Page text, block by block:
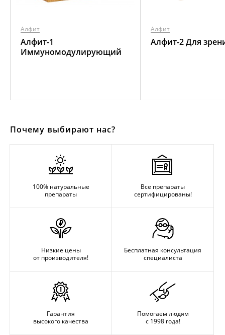
Алфит
Алфит-1
Иммуномодулирующий
Алфит
Алфит-2 Для
Почему выбирают нас?
100% натуральные
препараты
Все препараты
сертифицированы!
Низкие цены
от производителя!
Бесплатная консультация
специалиста
Гарантия
высокого качества
Помогаем людям
с 1998 года!